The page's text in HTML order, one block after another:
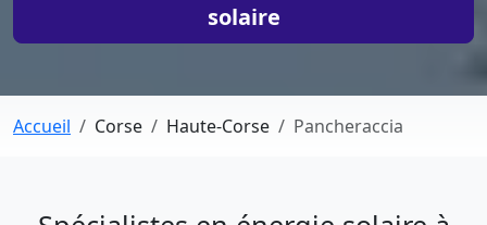
solaire
Accueil Corse Haute-Corse Pancheraccia